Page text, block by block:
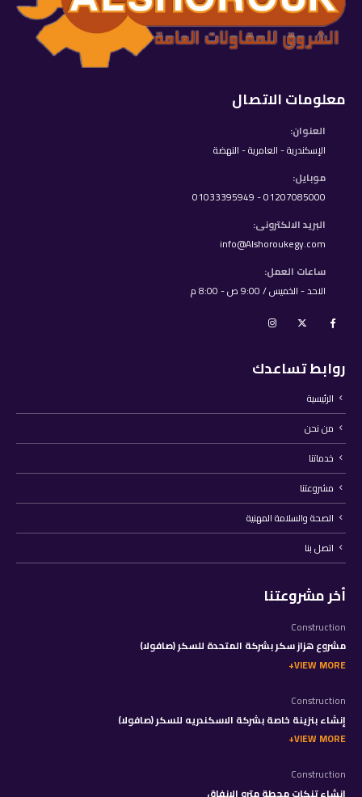
معلومات الاتصال
العنوان:
الإسكندرية - العامرية - النهضة
موبايل:
01207085000 - 01033395949
البريد الالكترونى:
info@Alshoroukegy.com
ساعات العمل:
الاحد - الخميس / 9:00 ص - 8:00 م
روابط تساعدك
الرئيسية
من نحن
خدماتنا
مشروعتنا
الصحة والسلامة المهنية
اتصل بنا
أخر مشروعتنا
Construction
مشروع هزاز سكر بشركة المتحدة للسكر (صافولا)
VIEW MORE
Construction
إنشاء بنزينة خاصة بشركة الاسكندريه للسكر (صافولا)
VIEW MORE
Construction